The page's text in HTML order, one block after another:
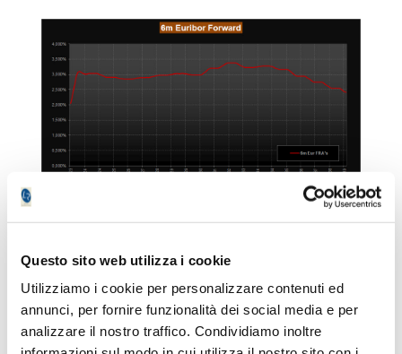
Questo sito web utilizza i cookie
Utilizziamo i cookie per personalizzare contenuti ed
annunci, per fornire funzionalità dei social media e per
analizzare il nostro traffico. Condividiamo inoltre
Osservando – a livello di analisi integrata – le
curve dei rendimenti dei principali
benchmark decennali, si nota un
generalizzato ridimensionamento dei
rendimenti su tutte le aree valutarie. L’area